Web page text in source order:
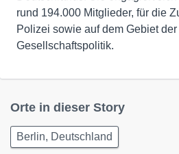
rund 194.000 Mitglieder, für die
Polizei sowie auf dem Gebiet
Gesellschaftspolitik.
Orte in dieser Story
Berlin, Deutschland